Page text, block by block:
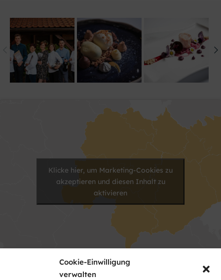
Cookie-Einwilligung
verwalten
Klicke hier, um Marketing-Cookies zu
akzeptieren und diesen Inhalt zu
aktivieren